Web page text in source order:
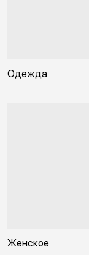
Одежда
Женское